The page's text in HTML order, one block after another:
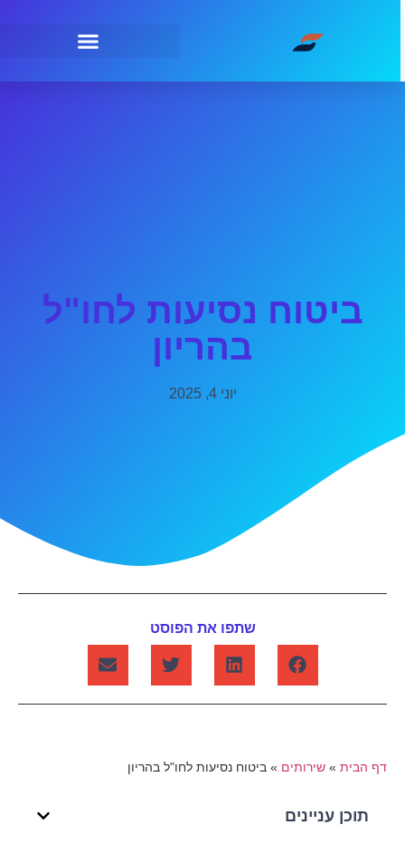
ביטוח נסיעות לחו"ל
בהריון
יוני 4, 2025
שתפו את הפוסט
דף הבית» שירותים» ביטוח נסיעות לחו"ל בהריון
תוכן עניינים